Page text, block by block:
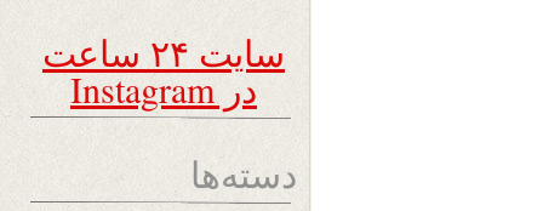
سایت ۲۴ ساعت
در Instagram
دسته‌ها